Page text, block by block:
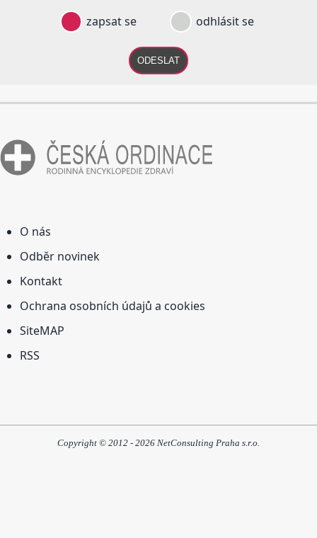
zapsat se odhlásit se
ODESLAT
O nás
Odběr novinek
Kontakt
Ochrana osobních údajů a cookies
SiteMAP
RSS
Copyright © 2012 - 2026 NetConsulting Praha s.r.o.